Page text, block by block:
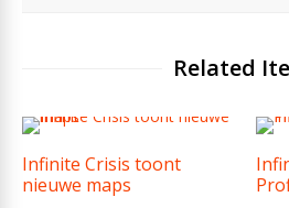
Related
Infinite Crisis toont
nieuwe maps